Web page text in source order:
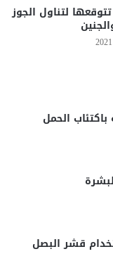
لتناول الجوز
الحمل
قشر البصل